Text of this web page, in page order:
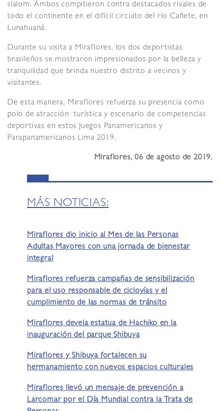
slalom. Ambos compitieron contra destacados rivales de
todo el continente en el difícil circuito del río Cañete, en
Lunahuaná.
Durante su visita a Miraflores, los dos deportistas
brasileños se mostraron impresionados por la belleza y
tranquilidad que brinda nuestro distrito a vecinos y
visitantes.
De esta manera, Miraflores refuerza su presencia como
polo de atracción turística y escenario de competencias
deportivas en estos Juegos Panamericanos y
Parapanamericanos Lima 2019.
Miraflores, 06 de agosto de 2019.
MÁS NOTICIAS:
Miraflores dio inicio al Mes de las Personas
Adultas Mayores con una jornada de bienestar
integral
Miraflores refuerza campañas de sensibilización
para el uso responsable de ciclovías y el
cumplimiento de las normas de tránsito
Miraflores devela estatua de Hachiko en la
inauguración del parque Shibuya
Miraflores y Shibuya fortalecen su
hermanamiento con nuevos espacios culturales
Miraflores llevó un mensaje de prevención a
Larcomar por el Día Mundial contra la Trata de